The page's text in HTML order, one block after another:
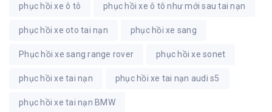
phục hồi xe ô tô phục hồi xe ô tô như mới sau tai nạn
phục hồi xe oto tai nạn phục hồi xe sang
Phục hồi xe sang range rover phục hồi xe sonet
phục hồi xe tai nạn phục hồi xe tai nạn audi s5
phục hồi xe tai nạn BMW